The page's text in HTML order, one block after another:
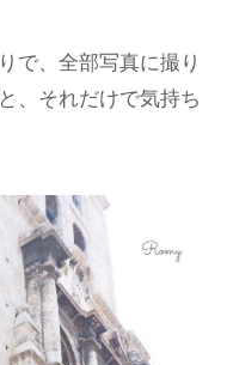
で、全部写真に撮り
、それだけで気持ち